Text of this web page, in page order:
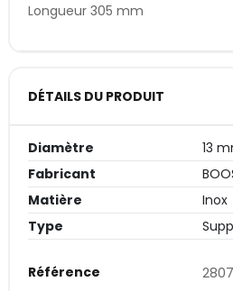
Longueur 305 mm
DÉTAILS DU PRODUIT
Diamètre
13
Fabricant
Matière
Inox
Type
Référence